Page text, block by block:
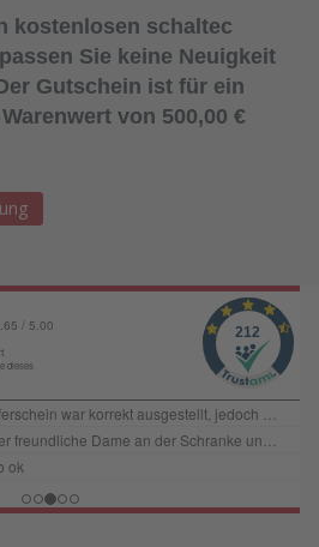
kostenlosen schaltec
Sie keine Neuigkeit
Gutschein ist für ein
von 500,00 €